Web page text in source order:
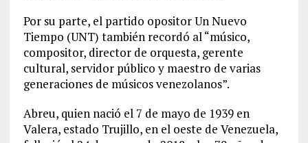
Por su parte, el partido opositor Un Nuevo
Tiempo (UNT) también recordó al “músico,
compositor, director de orquesta, gerente
cultural, servidor público y maestro de varias
generaciones de músicos venezolanos”.
Abreu, quien nació el 7 de mayo de 1939 en
Valera, estado Trujillo, en el oeste de Venezuela,